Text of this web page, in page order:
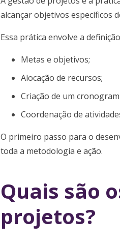
alcançar objetivos específicos
Essa prática envolve a
Metas e objetivos;
Alocação de recursos;
Criação de um
Coordenação de
O primeiro passo para o
toda a metodologia e ação.
Quais são
projetos?